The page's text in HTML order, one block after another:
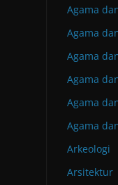
Agama
Agama
Agama
Agama
Agama
Agama
Arkeologi
Arsitektur